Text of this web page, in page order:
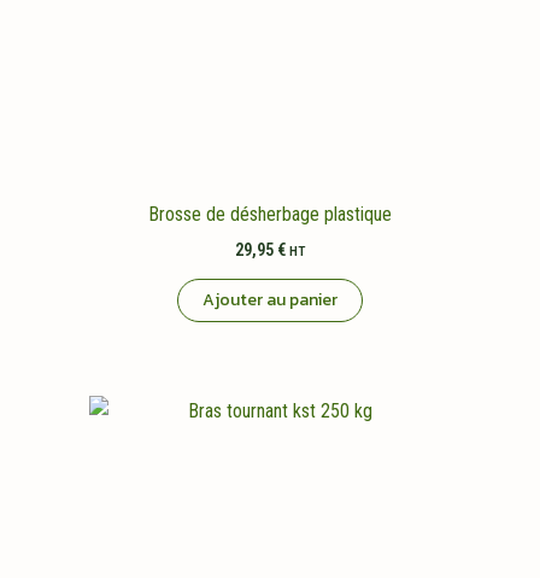
Brosse de désherbage plastique
29,95 € HT
Ajouter au panier